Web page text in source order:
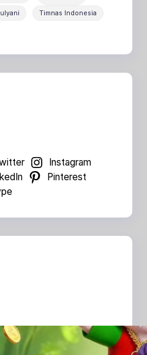
Timnas Indonesia
Instagram
Pinterest